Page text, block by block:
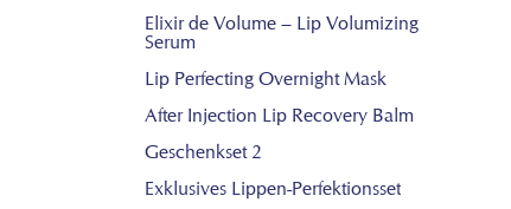
Elixir de Volume – Lip Volumizing
Serum
Lip Perfecting Overnight Mask
After Injection Lip Recovery Balm
Geschenkset 2
Exklusives Lippen-Perfektionsset